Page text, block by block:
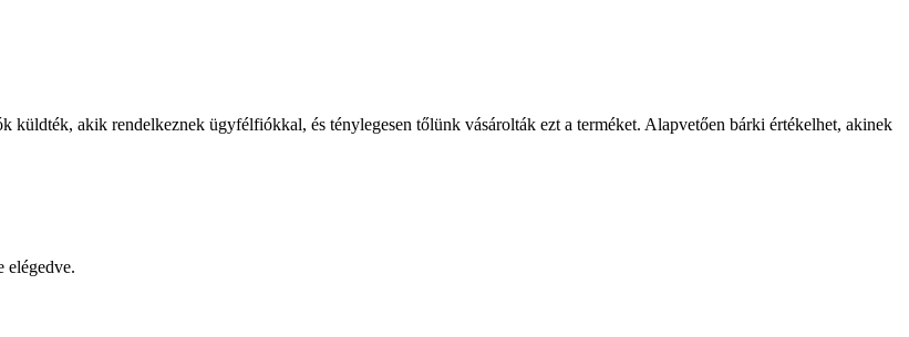
küldték, akik rendelkeznek ügyfélfiókkal, és ténylegesen tőlünk vásárolták ezt a terméket. Alapvetően bárki értékelhet, akinek
elégedve.